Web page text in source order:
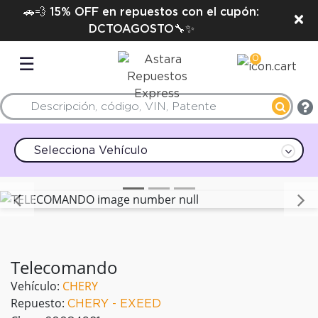
🚗💨 15% OFF en repuestos con el cupón:
DCTOAGOSTO🔧✨
×
☰ 0
Selecciona Vehículo
Anterior
Telecomando
Vehículo: CHERY
Repuesto: CHERY - EXEED